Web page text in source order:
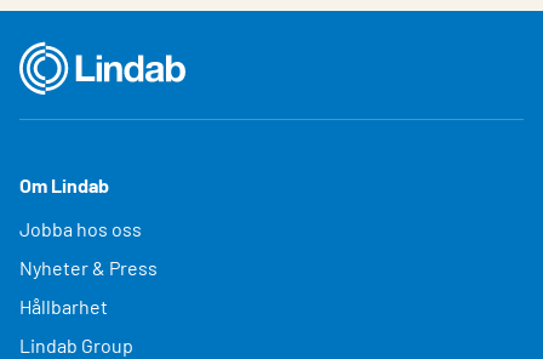
Om Lindab
Jobba hos oss
Nyheter & Press
Hållbarhet
Lindab Group